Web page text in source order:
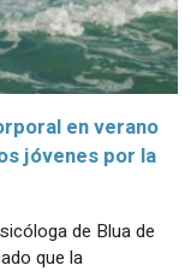
en verano
jóvenes por la
de Blua de
que la